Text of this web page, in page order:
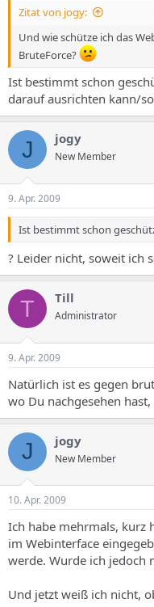
Zitat von jogy:
Und wie schütze ich das
BruteForce?
Ist bestimmt schon
darauf ausrichten kann/
J jogy
New Member
9. Apr. 2009
Ist bestimmt schon
? Leider nicht, soweit ich
T Till
Administrator
9. Apr. 2009
Natürlich ist es gegen
wo Du nachgesehen
J jogy
New Member
10. Apr. 2009
Ich habe mehrmals, kurz
im Webinterface
werde. Wurde ich jedoch
Und jetzt weiß ich nicht,